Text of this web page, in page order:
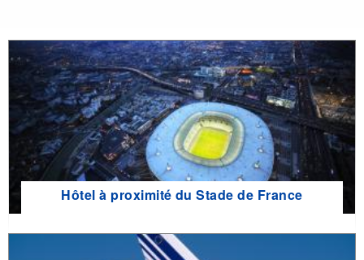
Hôtel à proximité du Stade de France